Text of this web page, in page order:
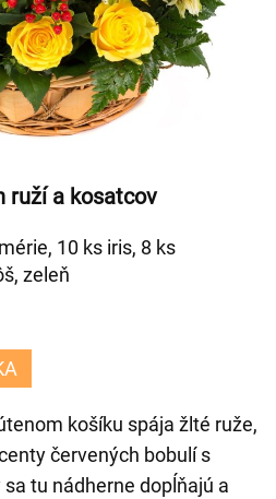
ruží a kosatcov
10 ks iris, 8 ks
zeleň
košíku spája žlté ruže,
červených bobulí s
tu nádherne dopĺňajú a